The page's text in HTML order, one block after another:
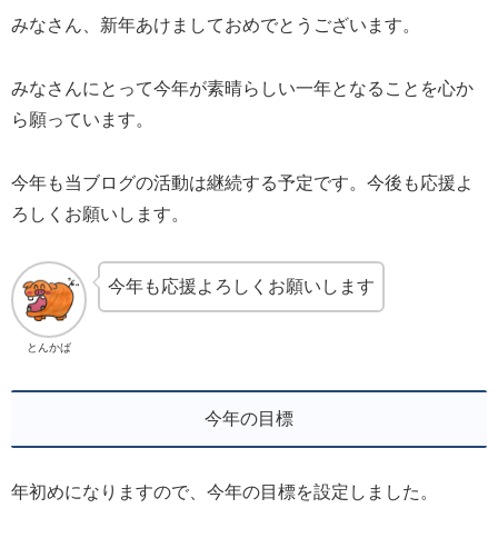
みなさん、新年あけましておめでとうございます。
みなさんにとって今年が素晴らしい一年となることを心か
ら願っています。
今年も当ブログの活動は継続する予定です。今後も応援よ
ろしくお願いします。
とんかば
今年も応援よろしくお願いします
今年の目標
年初めになりますので、今年の目標を設定しました。